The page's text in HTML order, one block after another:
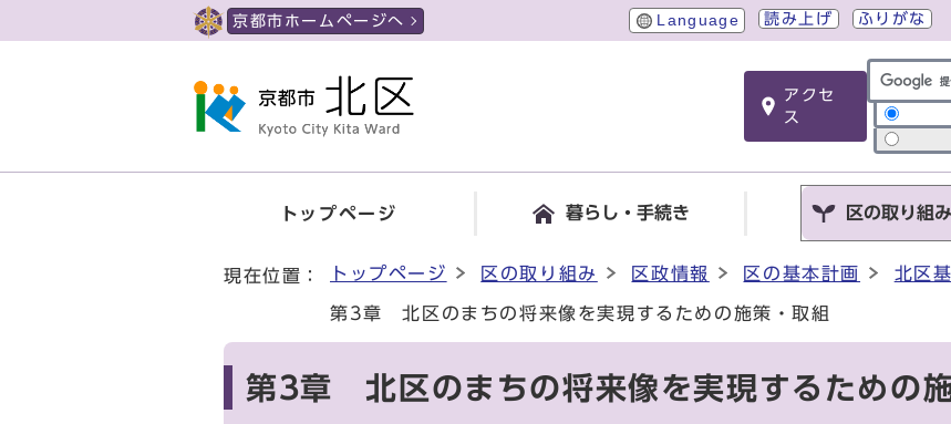
京都市ホームページへ Language 読み上げ ふりがな
アクセ
ス
サイト内
トップページ 暮らし・手続き 区の取り組み
現在位置： トップページ 区の取り組み 区政情報 区の基本計画 北区
第3章 北区のまちの将来像を実現するための施策・取組
第3章 北区のまちの将来像を実現するための